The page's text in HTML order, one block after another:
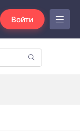
Войти